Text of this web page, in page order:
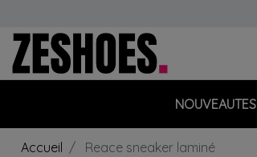
NOUVEAUTES
Accueil Reace sneaker laminé